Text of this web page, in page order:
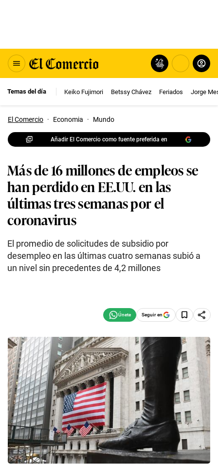
Temas del día Keiko Fujimori Betssy Chávez Feriados Jorge
El Comercio · Economia · Mundo
Añadir El Comercio como fuente preferida en
Más de 16 millones de empleos se
han perdido en EE.UU. en las
últimas tres semanas por el
coronavirus
El promedio de solicitudes de subsidio por
desempleo en las últimas cuatro semanas subió a
un nivel sin precedentes de 4,2 millones
Seguir en